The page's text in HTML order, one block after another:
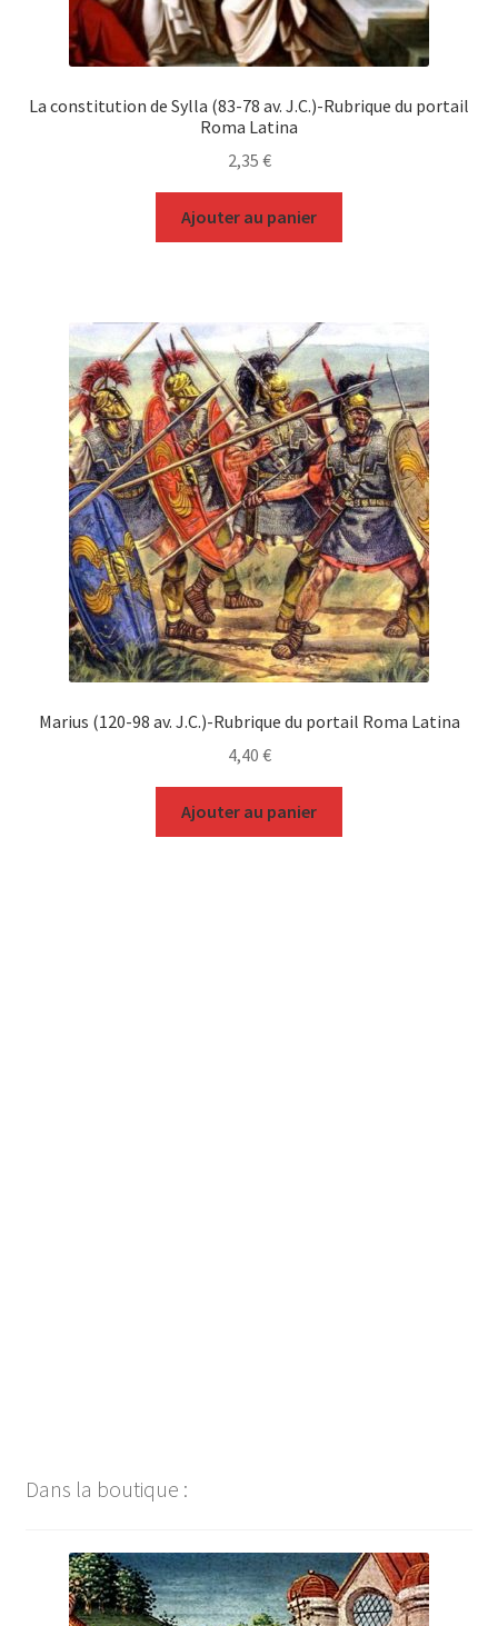
La constitution de Sylla (83-78 av. J.C.)-Rubrique du portail
Roma Latina
2,35 €
Ajouter au panier
Marius (120-98 av. J.C.)-Rubrique du portail Roma Latina
4,40 €
Ajouter au panier
Dans la boutique :